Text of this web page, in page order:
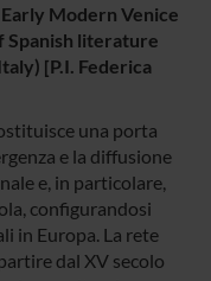
Modern Venice
Spanish literature
[P.I. Federica
una porta
e la diffusione
e, in particolare,
configurandosi
in Europa. La rete
dal XV secolo